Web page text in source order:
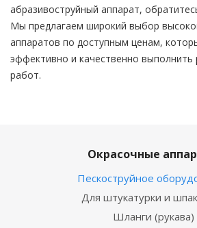
абразивоструйный аппарат,
Мы предлагаем широкий выбор
аппаратов по доступным ценам,
эффективно и качественно выполнить
работ.
Окрасочные
Пескоструйное
Для штукатурки и
Шланги (рукава)